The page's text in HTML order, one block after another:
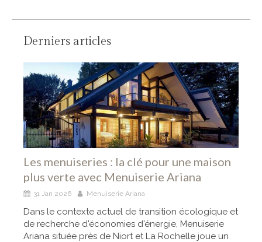
Derniers articles
Les menuiseries : la clé pour une maison
plus verte avec Menuiserie Ariana
31 Jan 2026 Menuiserie Ariana
Dans le contexte actuel de transition écologique et
de recherche d'économies d'énergie, Menuiserie
Ariana située près de Niort et La Rochelle joue un